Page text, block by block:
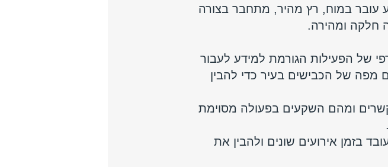
עובר במוח, רץ מהיר, מתחבר בצורה
חלקה ומהירה.
של הפעילות הגורמת למידע לעבור
מפה של הכבישים בעיר כדי להבין
ומהם השקעים בפעולה מסוימת
בזמן אירועים שונים ולהבין את